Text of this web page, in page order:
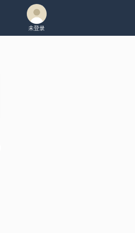
未登录